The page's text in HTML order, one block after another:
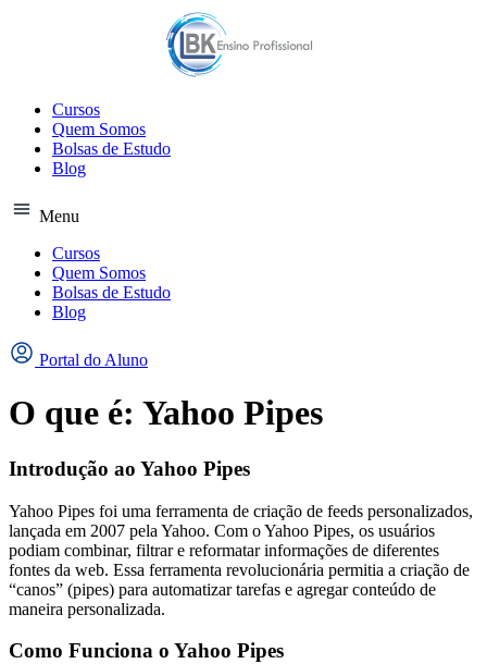
Cursos
Quem Somos
Bolsas de Estudo
Blog
Menu
Cursos
Quem Somos
Bolsas de Estudo
Blog
Portal do Aluno
O que é: Yahoo Pipes
Introdução ao Yahoo Pipes
Yahoo Pipes foi uma ferramenta de criação de feeds personalizados,
lançada em 2007 pela Yahoo. Com o Yahoo Pipes, os usuários
podiam combinar, filtrar e reformatar informações de diferentes
fontes da web. Essa ferramenta revolucionária permitia a criação de
“canos” (pipes) para automatizar tarefas e agregar conteúdo de
maneira personalizada.
Como Funciona o Yahoo Pipes